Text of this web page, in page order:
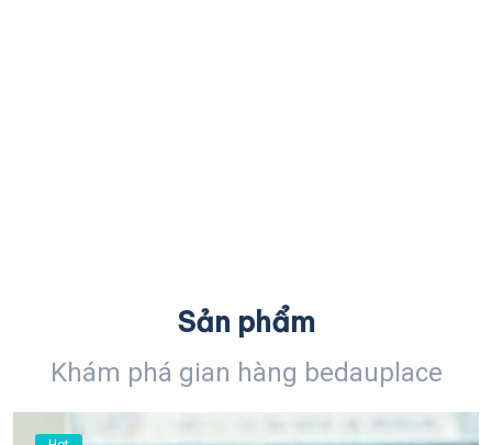
Sản phẩm
Khám phá gian hàng bedauplace